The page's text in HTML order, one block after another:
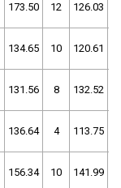
173.50 12 126.03
134.65 10 120.61
131.56 8 132.52
136.64 4 113.75
156.34 10 141.99